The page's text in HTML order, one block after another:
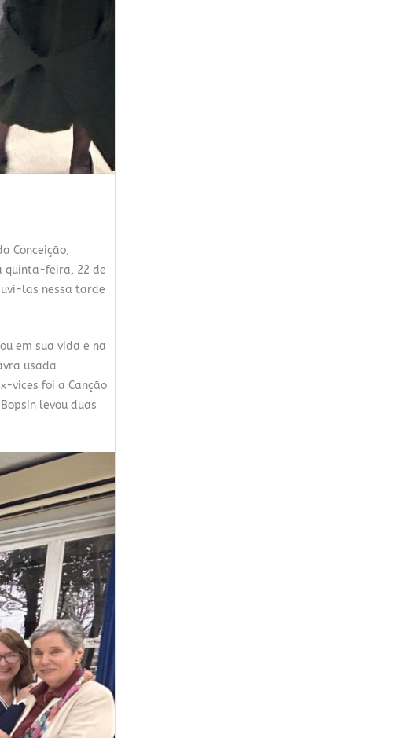
Conceição,
quinta-feira, 22 de
las nessa tarde
em sua vida e na
usada
vices foi a Canção
levou duas